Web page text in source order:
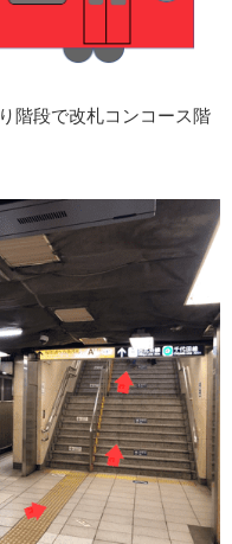
階段で改札コンコース階